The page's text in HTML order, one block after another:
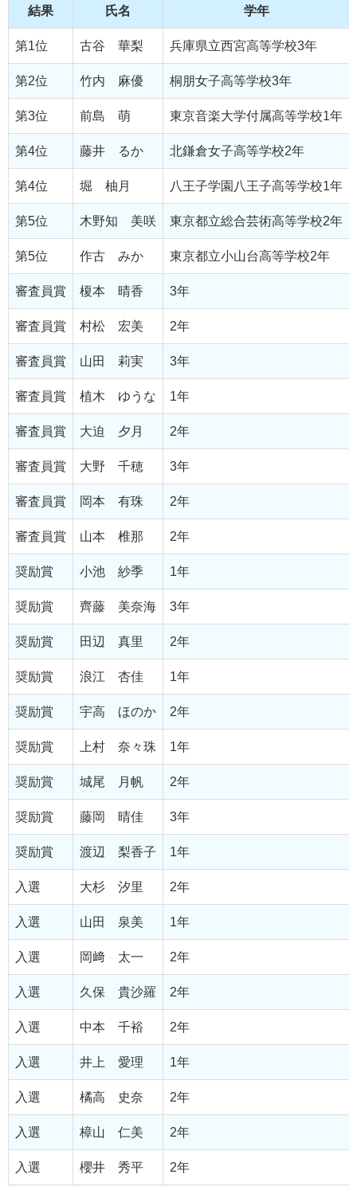
結果 氏名 学年
第1位 古谷 華梨 兵庫県立西宮高等学校3年
第2位 竹内 麻優 桐朋女子高等学校3年
第3位 前島 萌 東京音楽大学付属高等学校1年
第4位 藤井 るか 北鎌倉女子高等学校2年
第4位 堀 柚月 八王子学園八王子高等学校1年
第5位 木野知 美咲 東京都立総合芸術高等学校2年
第5位 作古 みか 東京都立小山台高等学校2年
審査員賞 榎本 晴香 3年
審査員賞 村松 宏美 2年
審査員賞 山田 莉実 3年
審査員賞 植木 ゆうな 1年
審査員賞 大迫 夕月 2年
審査員賞 大野 千穂 3年
審査員賞 岡本 有珠 2年
審査員賞 山本 椎那 2年
奨励賞 小池 紗季 1年
奨励賞 齊藤 美奈海 3年
奨励賞 田辺 真里 2年
奨励賞 浪江 杏佳 1年
奨励賞 宇高 ほのか 2年
奨励賞 上村 奈々珠 1年
奨励賞 城尾 月帆 2年
奨励賞 藤岡 晴佳 3年
奨励賞 渡辺 梨香子 1年
入選 大杉 汐里 2年
入選 山田 泉美 1年
入選 岡﨑 太一 2年
入選 久保 貴沙羅 2年
入選 中本 千裕 2年
入選 井上 愛理 1年
入選 橘高 史奈 2年
入選 樟山 仁美 2年
入選 櫻井 秀平 2年